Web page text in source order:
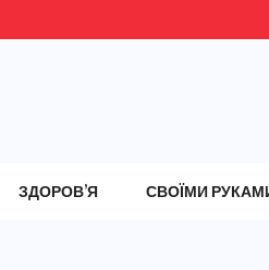
ЗДОРОВ’Я СВОЇМИ